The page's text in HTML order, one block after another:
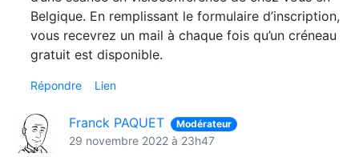
Belgique. En remplissant le formulaire d’inscription,
vous recevrez un mail à chaque fois qu’un créneau
gratuit est disponible.
Répondre Lien
Franck PAQUET Modérateur
29 novembre 2022 à 23h47